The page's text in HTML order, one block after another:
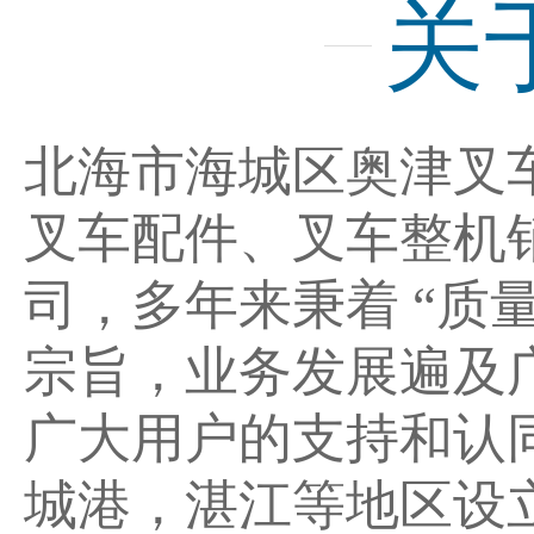
关
北海市海城区奥津叉
叉车配件、叉车整机
司，多年来秉着 “质
宗旨，业务发展遍及
广大用户的支持和认
城港，湛江等地区设